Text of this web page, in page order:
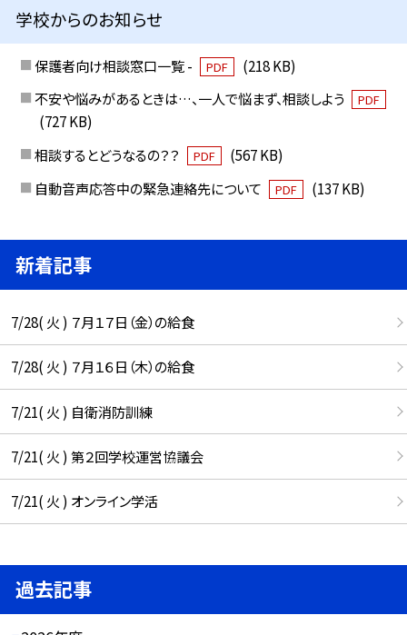
学校からのお知らせ
保護者向け相談窓口一覧 - PDF
(218 KB)
不安や悩みがあるときは…、一人で悩まず、相談しよう
PDF
(727 KB)
相談するとどうなるの？？
PDF
(567 KB)
自動音声応答中の緊急連絡先について
PDF (137 KB)
新着記事
7/28( 火 ) ７月１７日（金）の給食
7/28( 火 ) ７月１６日（木）の給食
7/21( 火 ) 自衛消防訓練
7/21( 火 ) 第２回学校運営協議会
7/21( 火 ) オンライン学活
過去記事